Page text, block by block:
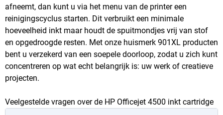
afneemt, dan kunt u via het menu van de printer een
reinigingscyclus starten. Dit verbruikt een minimale
hoeveelheid inkt maar houdt de spuitmondjes vrij van stof
en opgedroogde resten. Met onze huismerk 901XL producten
bent u verzekerd van een soepele doorloop, zodat u zich kunt
concentreren op wat echt belangrijk is: uw werk of creatieve
projecten.
Veelgestelde vragen over de HP Officejet 4500 inkt cartridge